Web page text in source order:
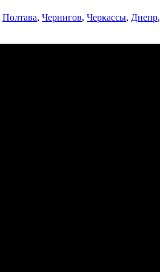
Полтава, Чернигов, Черкассы, Днепр,